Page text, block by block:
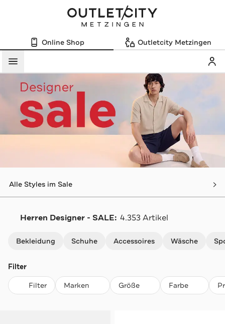
Online Shop Outletcity Metzingen
Menü
Alle Styles im Sale
Herren Designer - SALE: 4.353 Artikel
Bekleidung Schuhe Accessoires Wäsche
Filter
Filter Marken Größe Farbe